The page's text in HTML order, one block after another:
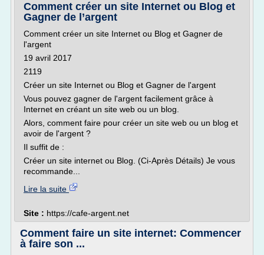
Comment créer un site Internet ou Blog et
Gagner de l’argent
Comment créer un site Internet ou Blog et Gagner de
l'argent
19 avril 2017
2119
Créer un site Internet ou Blog et Gagner de l'argent
Vous pouvez gagner de l'argent facilement grâce à
Internet en créant un site web ou un blog.
Alors, comment faire pour créer un site web ou un blog et
avoir de l'argent ?
Il suffit de :
Créer un site internet ou Blog. (Ci-Après Détails) Je vous
recommande...
Lire la suite
Site : https://cafe-argent.net
Comment faire un site internet: Commencer
à faire son ...